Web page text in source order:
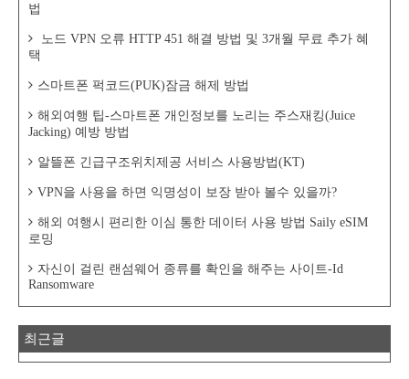
법
노드 VPN 오류 HTTP 451 해결 방법 및 3개월 무료 추가 혜
택
스마트폰 퍽코드(PUK)잠금 해제 방법
해외여행 팁-스마트폰 개인정보를 노리는 주스재킹(Juice
Jacking) 예방 방법
알뜰폰 긴급구조위치제공 서비스 사용방법(KT)
VPN을 사용을 하면 익명성이 보장 받아 볼수 있을까?
해외 여행시 편리한 이심 통한 데이터 사용 방법 Saily eSIM
로밍
자신이 걸린 랜섬웨어 종류를 확인을 해주는 사이트-Id
Ransomware
최근글